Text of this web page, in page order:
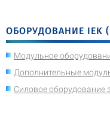
ОБОРУДОВАНИЕ IEK
Модульное
Дополнительные
Силовое